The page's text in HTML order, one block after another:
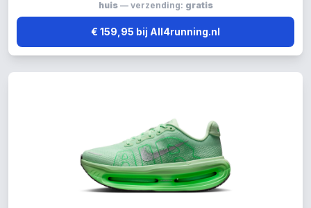
huis— verzending: gratis
€ 159,95 bij All4running.nl